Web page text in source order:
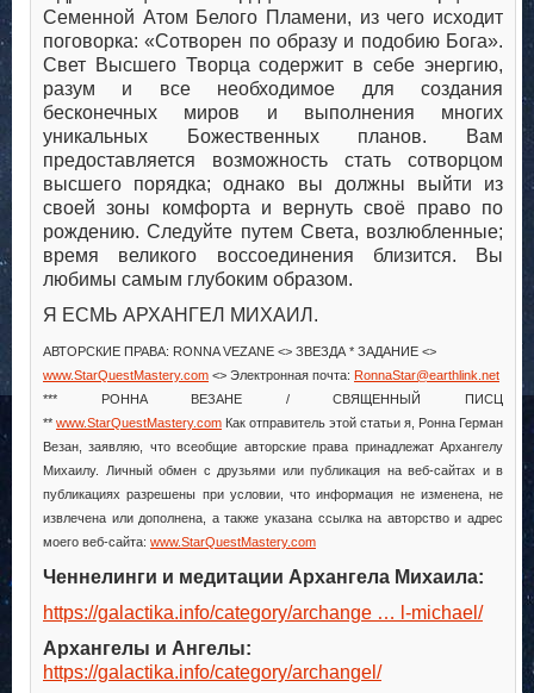
Семенной Атом Белого Пламени, из чего исходит
поговорка: «Сотворен по образу и подобию Бога».
Свет Высшего Творца содержит в себе энергию,
разум и все необходимое для создания
бесконечных миров и выполнения многих
уникальных Божественных планов. Вам
предоставляется возможность стать сотворцом
высшего порядка; однако вы должны выйти из
своей зоны комфорта и вернуть своё право по
рождению. Следуйте путем Света, возлюбленные;
время великого воссоединения близится. Вы
любимы самым глубоким образом.
Я ЕСМЬ АРХАНГЕЛ МИХАИЛ.
АВТОРСКИЕ ПРАВА: RONNA VEZANE <> ЗВЕЗДА * ЗАДАНИЕ <>
www.StarQuestMastery.com <> Электронная почта: RonnaStar@earthlink.net
*** РОННА ВЕЗАНЕ / СВЯЩЕННЫЙ ПИСЦ
** www.StarQuestMastery.com Как отправитель этой статьи я, Ронна Герман
Везан, заявляю, что всеобщие авторские права принадлежат Архангелу
Михаилу. Личный обмен с друзьями или публикация на веб-сайтах и в
публикациях разрешены при условии, что информация не изменена, не
извлечена или дополнена, а также указана ссылка на авторство и адрес
моего веб-сайта: www.StarQuestMastery.com
Ченнелинги и медитации Архангела Михаила:
https://galactika.info/category/archange … l-michael/
Архангелы и Ангелы:
https://galactika.info/category/archangel/